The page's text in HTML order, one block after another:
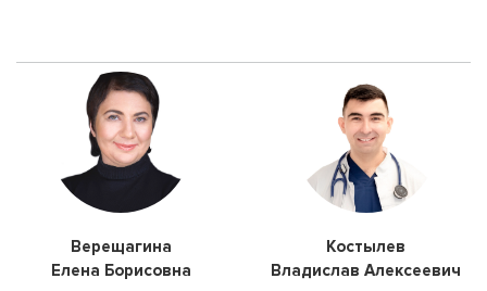
Верещагина
Елена Борисовна
Костылев
Владислав Алексеевич